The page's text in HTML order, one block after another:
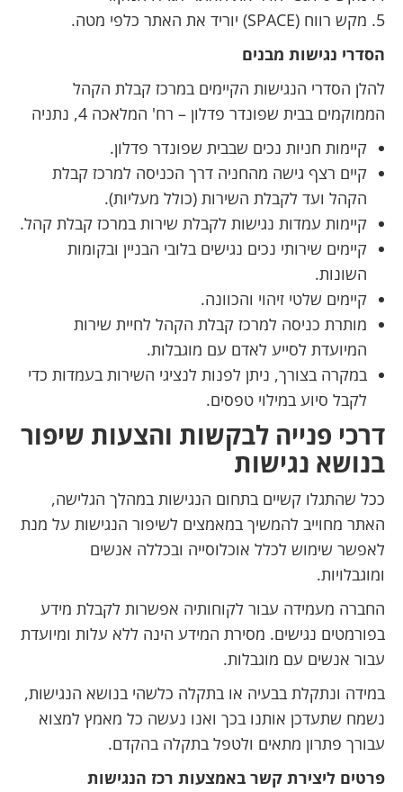
מקש רווח (SPACE) יוריד את האתר כלפי מטה.
הסדרי נגישות מבנים
להלן הסדרי הנגישות הקיימים במרכז קבלת הקהל
הממוקמים בבית שפונדר פדלון – רח' המלאכה 4, נתניה
קיימות חניות נכים שבבית שפונדר פדלון.
קיים רצף גישה מהחניה דרך הכניסה למרכז קבלת
הקהל ועד לקבלת השירות (כולל מעליות).
קיימות עמדות נגישות לקבלת שירות במרכז קבלת קהל.
קיימים שירותי נכים נגישים בלובי הבניין ובקומות
השונות.
קיימים שלטי זיהוי והכוונה.
מותרת כניסה למרכז קבלת הקהל לחיית שירות
המיועדת לסייע לאדם עם מוגבלות.
במקרה בצורך, ניתן לפנות לנציגי השירות בעמדות כדי
לקבל סיוע במילוי טפסים.
דרכי פנייה לבקשות והצעות שיפור
בנושא נגישות
ככל שהתגלו קשיים בתחום הנגישות במהלך הגלישה,
האתר מחוייב להמשיך במאמצים לשיפור הנגישות על מנת
לאפשר שימוש לכלל אוכלוסייה ובכללה אנשים
ומוגבלויות.
החברה מעמידה עבור לקוחותיה אפשרות לקבלת מידע
בפורמטים נגישים. מסירת המידע הינה ללא עלות ומיועדת
עבור אנשים עם מוגבלות.
במידה ונתקלת בבעיה או בתקלה כלשהי בנושא הנגישות,
נשמח שתעדכן אותנו בכך ואנו נעשה כל מאמץ למצוא
עבורך פתרון מתאים ולטפל בתקלה בהקדם.
פרטים ליצירת קשר באמצעות רכז הנגישות